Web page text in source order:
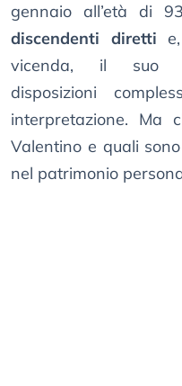
gennaio all’età di
discendenti diretti
vicenda, il suo
disposizioni
interpretazione. Ma
Valentino e quali
nel patrimonio